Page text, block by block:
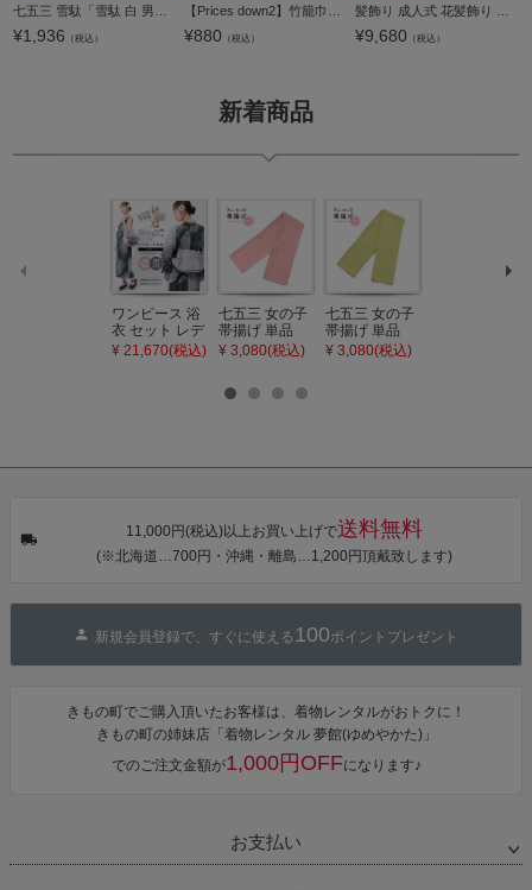
¥1,936 （税込） ¥880 （税込） ¥9,680 （税込）
新着商品
ワンピース 浴
衣 セット レデ
ィース 吸水速
乾 ポリエステ
カシュクール
ワンピース 簡
単着付け 大人
¥ 21,670(税込)
七五三 女の子
帯揚げ 単品
「灰桃色」日
本製 7歳 女児
びあげ 和装 着
¥ 3,080(税込)
七五三 女の子
帯揚げ 単品
「若葉色」日
本製 7歳 女児
¥ 3,080(税込)
11,000円(税込)以上お買い上げで送料無料
(※北海道…700円・沖縄・離島…1,200円頂戴致します)
新規会員登録で、すぐに使える 100ポイントプレゼント
きもの町でご購入頂いたお客様は、着物レンタルがおトクに！
きもの町の姉妹店「着物レンタル 夢館(ゆめやかた)」
でのご注文金額が1,000円OFFになります♪
お支払い